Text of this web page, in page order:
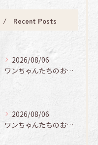
Recent Posts
2026/08/06
ワンちゃんたちのお手入れ日記🐶✨
2026/08/06
ワンちゃんたちのお手入れ日記🐶✨